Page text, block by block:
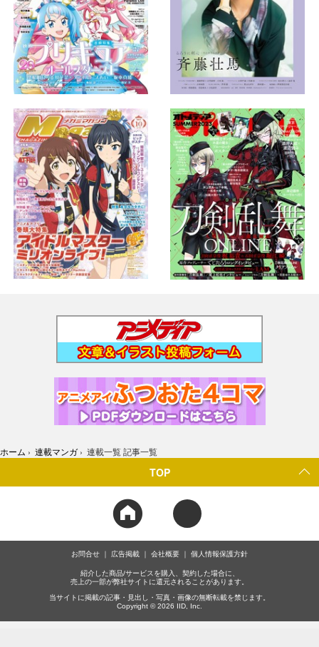
ホーム › 連載マンガ › 連載一覧 記事一覧
TOP
お問合せ 広告掲載 会社概要 個人情報保護方針
紹介した商品/サービスを購入、契約した場合に、
売上の一部が弊社サイトに還元されることがあります。
当サイトに掲載の記事・見出し・写真・画像の無断転載を禁じます。
Copyright © 2026 IID, Inc.